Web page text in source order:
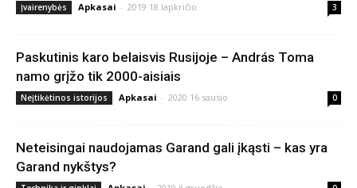
Įvairenybės Apkasai - 2019 18 lapkričio 3
Paskutinis karo belaisvis Rusijoje – András Toma
namo grįžo tik 2000-aisiais
Neįtikėtinos istorijos Apkasai - 2020 16 sausio 0
Neteisingai naudojamas Garand gali įkąsti – kas yra
Garand nykštys?